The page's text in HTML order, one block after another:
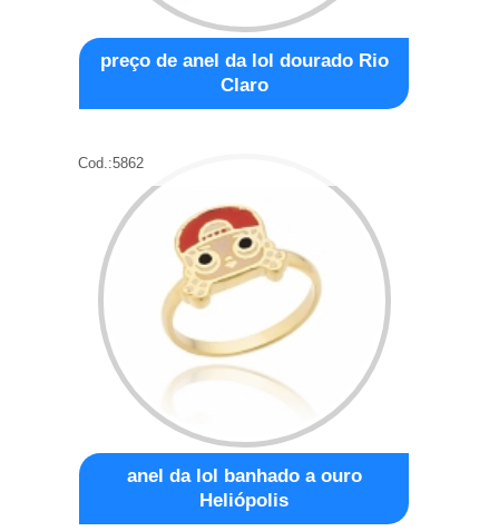
preço de anel da lol dourado Rio
Claro
Cod.:5862
anel da lol banhado a ouro
Heliópolis